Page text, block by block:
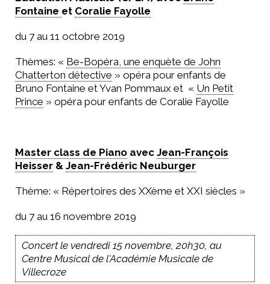
Fontaine et Coralie Fayolle
du 7 au 11 octobre 2019
Thèmes: « Be-Bopéra, une enquète de John
Chatterton détective » opéra pour enfants de
Bruno Fontaine et Yvan Pommaux et « Un Petit
Prince » opéra pour enfants de Coralie Fayolle
Master class de Piano avec Jean-François
Heisser & Jean-Frédéric Neuburger
Thème: « Répertoires des XXème et XXI siècles »
du 7 au 16 novembre 2019
Concert le vendredi 15 novembre, 20h30, au
Centre Musical de l'Académie Musicale de
Villecroze